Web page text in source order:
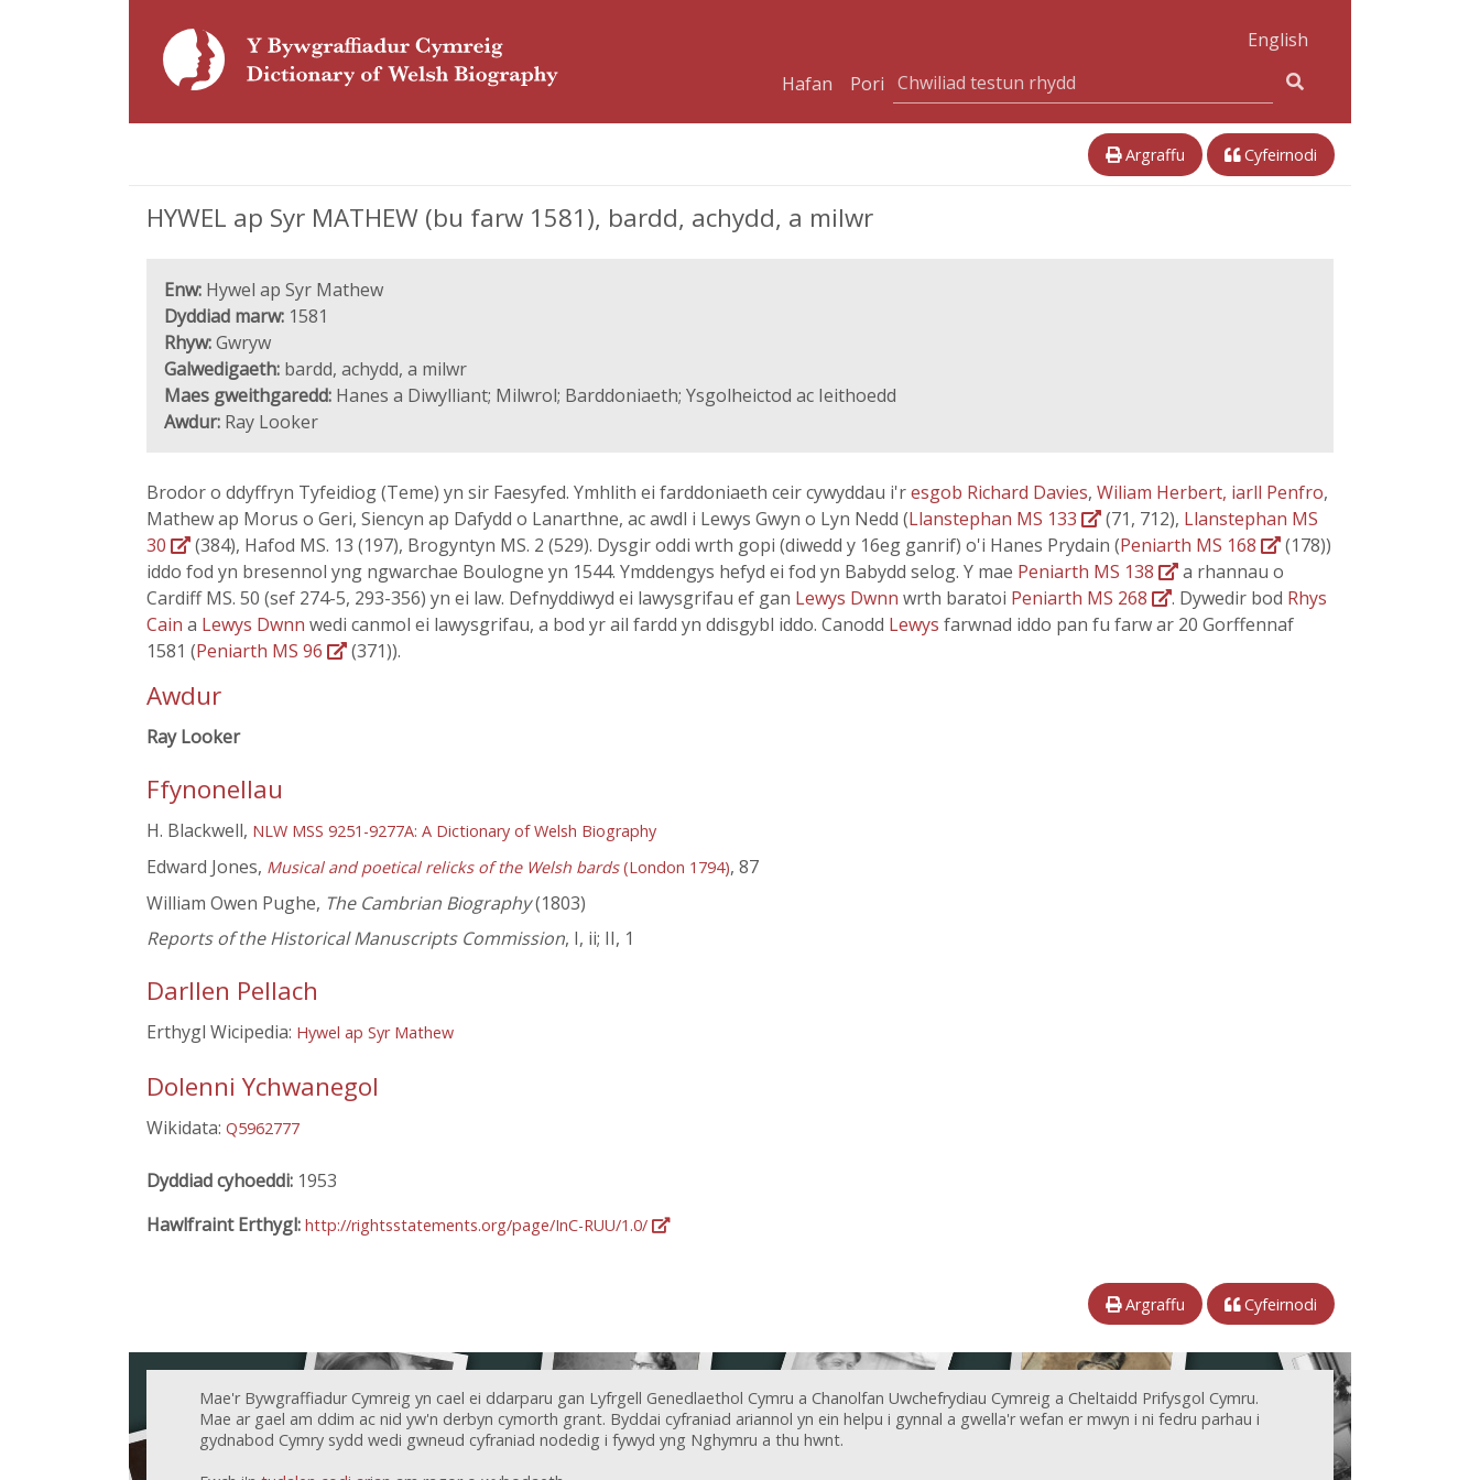
English
Hafan
Pori
Argraffu Cyfeirnodi
HYWEL ap Syr MATHEW (bu farw 1581), bardd, achydd, a milwr
Enw: Hywel ap Syr Mathew
Dyddiad marw: 1581
Rhyw:Gwryw
Galwedigaeth: bardd, achydd, a milwr
Maes gweithgaredd: Hanes a Diwylliant; Milwrol; Barddoniaeth; Ysgolheictod ac Ieithoedd
Awdur: Ray Looker
Brodor o ddyffryn Tyfeidiog (Teme) yn sir Faesyfed. Ymhlith ei farddoniaeth ceir cywyddau i'resgob Richard Davies, Wiliam Herbert, iarll Penfro,
Mathew ap Morus o Geri, Siencyn ap Dafydd o Lanarthne, ac awdl i Lewys Gwyn o Lyn Nedd (Llanstephan MS 133 (71, 712), Llanstephan MS
30
(384), Hafod MS. 13 (197), Brogyntyn MS. 2 (529). Dysgir oddi wrth gopi (diwedd y 16eg ganrif) o'i Hanes Prydain (Peniarth MS 168
(178))
iddo fod yn bresennol yng ngwarchae Boulogne yn 1544. Ymddengys hefyd ei fod yn Babydd selog. Y mae Peniarth MS 138
a rhannau o
Cardiff MS. 50 (sef 274-5, 293-356) yn ei law. Defnyddiwyd ei lawysgrifau ef gan Lewys Dwnn wrth baratoi Peniarth MS 268 . Dywedir bod Rhys
Cain a Lewys Dwnn wedi canmol ei lawysgrifau, a bod yr ail fardd yn ddisgybl iddo. Canodd Lewys farwnad iddo pan fu farw ar 20 Gorffennaf
1581 (Peniarth MS 96 (371)).
Awdur
Ray Looker
Ffynonellau
H. Blackwell, NLW MSS 9251-9277A: A Dictionary of Welsh Biography
Edward Jones, Musical and poetical relicks of the Welsh bards(London 1794), 87
William Owen Pughe, The Cambrian Biography(1803)
Reports of the Historical Manuscripts Commission, I, ii; II, 1
Darllen Pellach
Erthygl Wicipedia: Hywel ap Syr Mathew
Dolenni Ychwanegol
Wikidata: Q5962777
Dyddiad cyhoeddi: 1953
Hawlfraint Erthygl: http://rightsstatements.org/page/InC-RUU/1.0/
Argraffu Cyfeirnodi
Mae'r Bywgraffiadur Cymreig yn cael ei ddarparu gan Lyfrgell Genedlaethol Cymru a Chanolfan Uwchefrydiau Cymreig a Cheltaidd Prifysgol Cymru.
Mae ar gael am ddim ac nid yw'n derbyn cymorth grant. Byddai cyfraniad ariannol yn ein helpu i gynnal a gwella'r wefan er mwyn i ni fedru parhau i
gydnabod Cymry sydd wedi gwneud cyfraniad nodedig i fywyd yng Nghymru a thu hwnt.